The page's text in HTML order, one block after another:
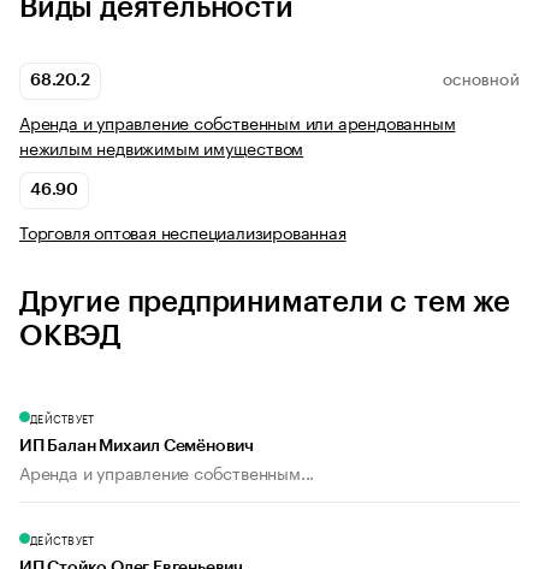
Виды деятельности
68.20.2 ОСНОВНОЙ
Аренда и управление собственным или арендованным
нежилым недвижимым имуществом
46.90
Торговля оптовая неспециализированная
Другие предприниматели с тем же
ОКВЭД
ДЕЙСТВУЕТ
ИП Балан Михаил Семёнович
Аренда и управление собственным...
ДЕЙСТВУЕТ